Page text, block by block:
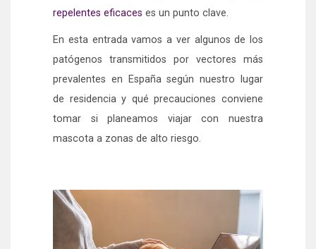
repelentes eficaces es un punto clave.
En esta entrada vamos a ver algunos de los
patógenos transmitidos por vectores más
prevalentes en España según nuestro lugar
de residencia y qué precauciones conviene
tomar si planeamos viajar con nuestra
mascota a zonas de alto riesgo.